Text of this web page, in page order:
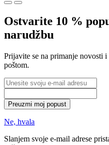
Ostvarite 10 %
narudžbu
Prijavite se na primanje novosti
poštom.
Preuzmi moj popust
Ne, hvala
Slanjem svoje e-mail adrese